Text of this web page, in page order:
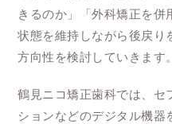
きるのか」「外科矯正を
状態を維持しながら後戻り
方向性を検討していきます。
鶴見ニコ矯正歯科では、セ
ションなどのデジタル機